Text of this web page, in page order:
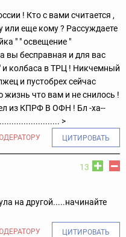
! Кто с вами считается ,
еще кому ? Рассуждаете
" " освещение "
вы бесправная и для вас
и колбаса в ТРЦ ! Никчемный
и пустобрех сейчас
жизнь что вам и не снилось !
из КПРФ В ОФН ! Бл -ха--
>
ЦИТИРОВАТЬ
13
на другой.....начинайте
ЦИТИРОВАТЬ